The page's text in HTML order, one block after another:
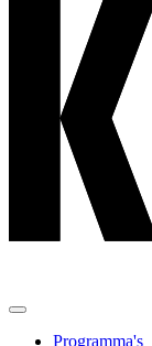
Programma's